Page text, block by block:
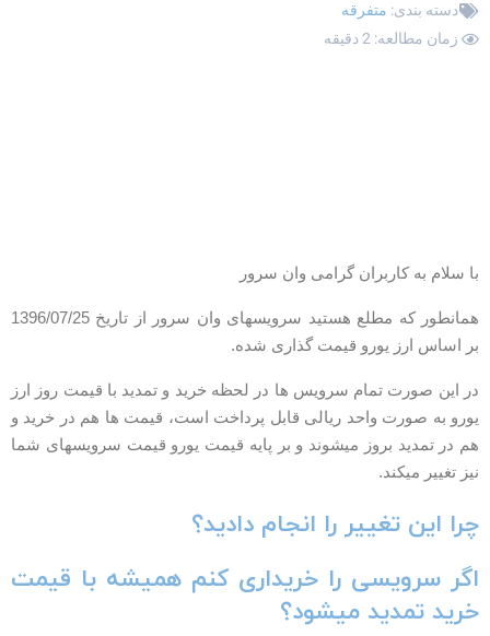
دسته بندی:متفرقه
زمان مطالعه: 2 دقیقه
سلام به کاربران گرامی وان سرور
همانطور که مطلع هستید سرویسهای وان سرور از تاریخ 1396/07/25
اساس ارز یورو قیمت گذاری شده.
این صورت تمام سرویس ها در لحظه خرید و تمدید با قیمت روز ارز
به صورت واحد ریالی قابل پرداخت است، قیمت ها هم در خرید و
در تمدید بروز میشوند و بر پایه قیمت یورو قیمت سرویسهای شما
تغییر میکند.
این تغییر را انجام دادید؟
سرویسی را خریداری کنم همیشه با قیمت
تمدید میشود؟